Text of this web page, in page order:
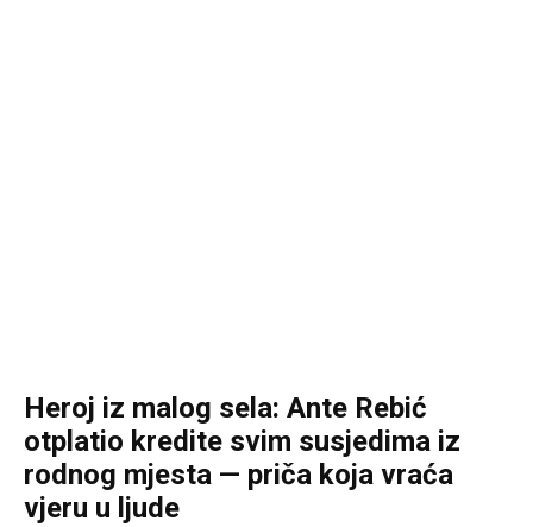
Heroj iz malog sela: Ante Rebić
otplatio kredite svim susjedima iz
rodnog mjesta — priča koja vraća
vjeru u ljude